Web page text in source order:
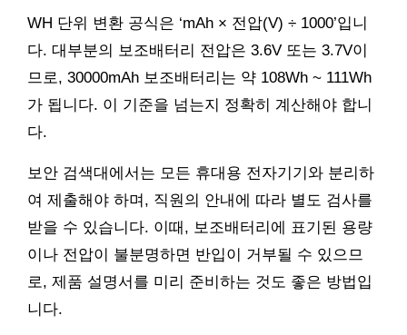
WH 단위 변환 공식은 ‘mAh × 전압(V) ÷ 1000’입니
다. 대부분의 보조배터리 전압은 3.6V 또는 3.7V이
므로, 30000mAh 보조배터리는 약 108Wh ~ 111Wh
가 됩니다. 이 기준을 넘는지 정확히 계산해야 합니
다.
보안 검색대에서는 모든 휴대용 전자기기와 분리하
여 제출해야 하며, 직원의 안내에 따라 별도 검사를
받을 수 있습니다. 이때, 보조배터리에 표기된 용량
이나 전압이 불분명하면 반입이 거부될 수 있으므
로, 제품 설명서를 미리 준비하는 것도 좋은 방법입
니다.